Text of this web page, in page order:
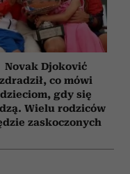
Novak Djoković
zdradził, co mówi
dzieciom, gdy się
Wielu rodziców
zaskoczonych